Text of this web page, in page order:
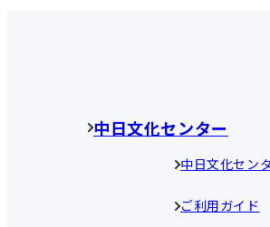
中日文化センター
中日文化セン
ご利用ガイド